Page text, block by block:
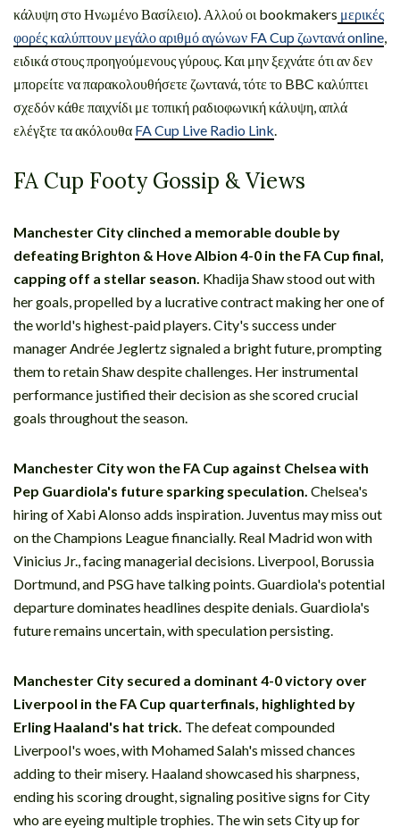
κάλυψη στο Ηνωμένο Βασίλειο). Αλλού οι bookmakers μερικές
φορές καλύπτουν μεγάλο αριθμό αγώνων FA Cup ζωντανά online
ειδικά στους προηγούμενους γύρους. Και μην ξεχνάτε ότι αν δεν
μπορείτε να παρακολουθήσετε ζωντανά, τότε το BBC καλύπτει
σχεδόν κάθε παιχνίδι με τοπική ραδιοφωνική κάλυψη, απλά
ελέγξτε τα ακόλουθα FA Cup Live Radio Link
FA Cup Footy Gossip & Views
Manchester City clinched a memorable double by
defeating Brighton & Hove Albion 4-0 in the FA Cup final,
capping off a stellar season. Khadija Shaw stood out with
her goals, propelled by a lucrative contract making her one of
the world's highest-paid players. City's success under
manager Andrée Jeglertz signaled a bright future, prompting
them to retain Shaw despite challenges. Her instrumental
performance justified their decision as she scored crucial
goals throughout the season.
Manchester City won the FA Cup against Chelsea with
Pep Guardiola's future sparking speculation. Chelsea's
hiring of Xabi Alonso adds inspiration. Juventus may miss out
on the Champions League financially. Real Madrid won with
Vinicius Jr., facing managerial decisions. Liverpool, Borussia
Dortmund, and PSG have talking points. Guardiola's potential
departure dominates headlines despite denials. Guardiola's
future remains uncertain, with speculation persisting.
Manchester City secured a dominant 4-0 victory over
Liverpool in the FA Cup quarterfinals, highlighted by
Erling Haaland's hat trick. The defeat compounded
Liverpool's woes, with Mohamed Salah's missed chances
adding to their misery. Haaland showcased his sharpness,
ending his scoring drought, signaling positive signs for City
who are eyeing multiple trophies. The win sets City up for